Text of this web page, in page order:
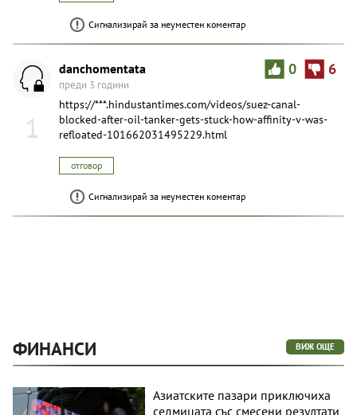
Сигнализирай за неуместен коментар
1
0 6
danchomentata
преди 3 години
https://***.hindustantimes.com/videos/suez-canal-
blocked-after-oil-tanker-gets-stuck-how-affinity-v-was-
refloated-101662031495229.html
отговор
Сигнализирай за неуместен коментар
ФИНАНСИ ВИЖ ОЩЕ
Азиатските пазари приключиха
седмицата със смесени резултати